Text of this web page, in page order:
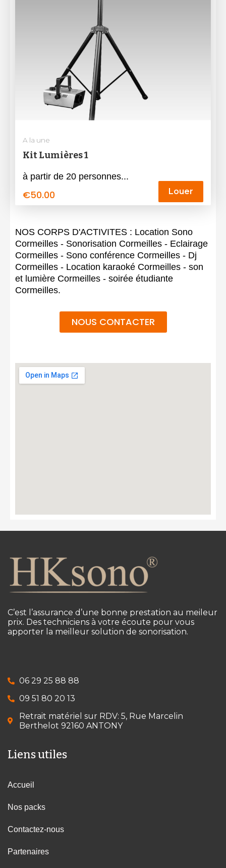
A la une
Kit Lumières 1
à partir de 20 personnes...
€50.00 Louer
NOS CORPS D'ACTIVITES : Location Sono
Cormeilles - Sonorisation Cormeilles - Eclairage
Cormeilles - Sono conférence Cormeilles - Dj
Cormeilles - Location karaoké Cormeilles - son
et lumière Cormeilles - soirée étudiante
Cormeilles.
NOUS CONTACTER
C’est l’assurance d’une bonne prestation au meileur
prix. Des techniciens à votre écoute pour vous
apporter la meilleur solution de sonorisation.
06 29 25 88 88
09 51 80 20 13
Retrait matériel sur RDV: 5, Rue Marcelin
Berthelot 92160 ANTONY
Liens utiles
Accueil
Nos packs
Contactez-nous
Partenaires